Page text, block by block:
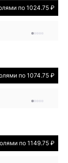
по 1024.75 ₽
по 1074.75 ₽
по 1149.75 ₽